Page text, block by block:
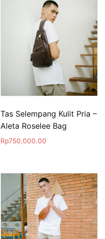
Tas Selempang Kulit Pria –
Aleta Roselee Bag
Rp750,000.00